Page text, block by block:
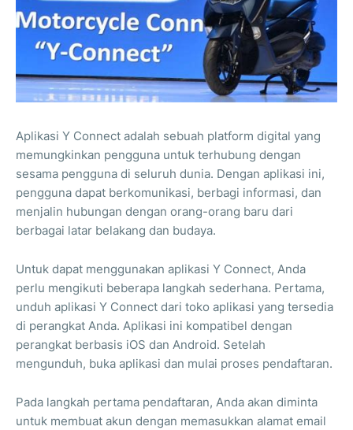
Aplikasi Y Connect adalah sebuah platform digital yang
memungkinkan pengguna untuk terhubung dengan
sesama pengguna di seluruh dunia. Dengan aplikasi ini,
pengguna dapat berkomunikasi, berbagi informasi, dan
menjalin hubungan dengan orang-orang baru dari
berbagai latar belakang dan budaya.
Untuk dapat menggunakan aplikasi Y Connect, Anda
perlu mengikuti beberapa langkah sederhana. Pertama,
unduh aplikasi Y Connect dari toko aplikasi yang tersedia
di perangkat Anda. Aplikasi ini kompatibel dengan
perangkat berbasis iOS dan Android. Setelah
mengunduh, buka aplikasi dan mulai proses pendaftaran.
Pada langkah pertama pendaftaran, Anda akan diminta
untuk membuat akun dengan memasukkan alamat email